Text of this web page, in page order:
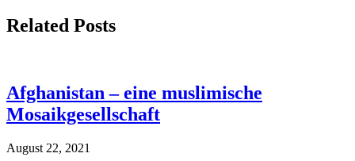
Related Posts
Afghanistan – eine muslimische
Mosaikgesellschaft
August 22, 2021